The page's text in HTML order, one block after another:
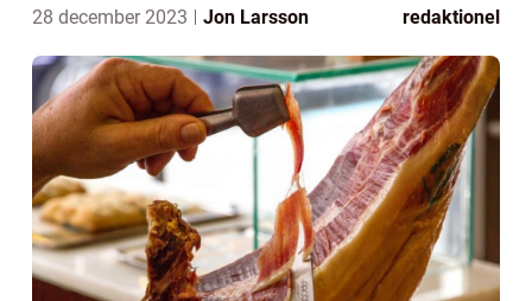
28 december 2023 Jon Larsson redaktionel